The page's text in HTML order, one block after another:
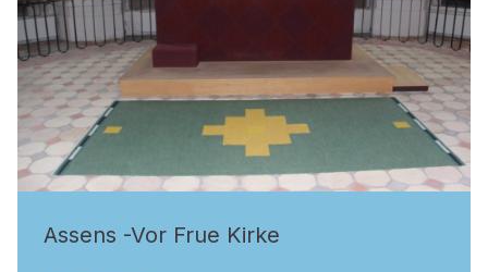
Assens -Vor Frue Kirke